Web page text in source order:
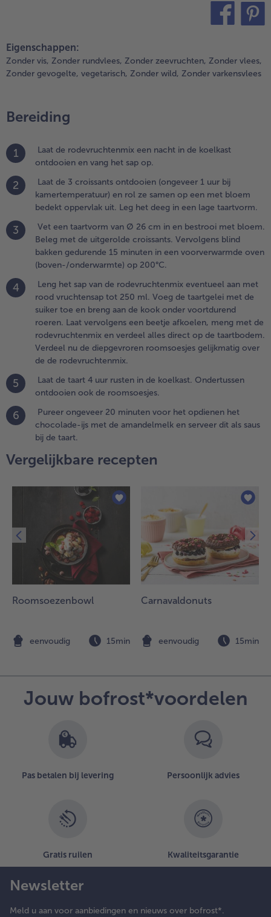
in een
oven
onderwarmte)
aan
rood
tot
ml. Voeg de
toe en
aan de
onder
Laat
een
afkoelen,
met de
verdeel alles
op de
nu de
over
voor
opdienen
Eigenschappen:
Zonder vis, Zonder rundvlees, Zonder zeevruchten, Zonder vlees,
Zonder gevogelte, vegetarisch, Zonder wild, Zonder varkensvlees
Bereiding
1
Laat de rodevruchtenmix een nacht in de koelkast
ontdooien en vang het sap op.
2
Laat de 3 croissants ontdooien (ongeveer 1 uur bij
kamertemperatuur) en rol ze samen op een met bloem
bedekt oppervlak uit. Leg het deeg in een lage taartvorm.
3
Vet een taartvorm van Ø 26 cm in en bestrooi met bloem.
Beleg met de uitgerolde croissants. Vervolgens blind
bakken gedurende 15 minuten in een voorverwarmde oven
(boven-/onderwarmte) op 200°C.
4
Leng het sap van de rodevruchtenmix eventueel aan met
rood vruchtensap tot 250 ml. Voeg de taartgelei met de
suiker toe en breng aan de kook onder voortdurend
roeren. Laat vervolgens een beetje afkoelen, meng met de
rodevruchtenmix en verdeel alles direct op de taartbodem.
Verdeel nu de diepgevroren roomsoesjes gelijkmatig over
de de rodevruchtenmix.
5
Laat de taart 4 uur rusten in de koelkast. Ondertussen
ontdooien ook de roomsoesjes.
6
Pureer ongeveer 20 minuten voor het opdienen het
chocolade-ijs met de amandelmelk en serveer dit als saus
bij de taart.
Vergelijkbare recepten
Roomsoezenbowl
eenvoudig 15min
Carnavaldonuts
eenvoudig 15min
Jouw bofrost*voordelen
Pas betalen bij levering Persoonlijk advies
Gratis ruilen Kwaliteitsgarantie
Newsletter
Meld u aan voor aanbiedingen en nieuws over bofrost*.